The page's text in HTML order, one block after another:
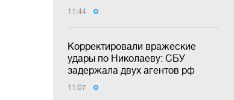
11:44
Корректировали вражеские
удары по Николаеву: СБУ
задержала двух агентов рф
11:07